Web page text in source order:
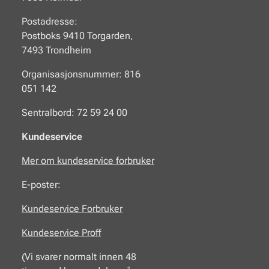
Postadresse:
Postboks 9410 Torgarden,
7493 Trondheim
Organisasjonsnummer: 816
051 142
Sentralbord: 72 59 24 00
Kundeservice
Mer om kundeservice forbruker
E-poster:
Kundeservice Forbruker
Kundeservice Proff
(Vi svarer normalt innen 48